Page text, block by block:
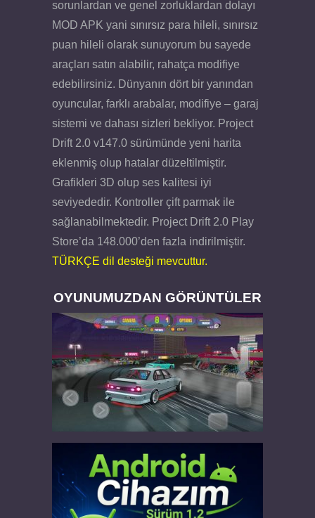
sorunlardan ve genel zorluklardan dolayı
MOD APK yani sınırsız para hileli, sınırsız
puan hileli olarak sunuyorum bu sayede
araçları satın alabilir, rahatça modifiye
edebilirsiniz. Dünyanın dört bir yanından
oyuncular, farklı arabalar, modifiye – garaj
sistemi ve dahası sizleri bekliyor. Project
Drift 2.0 v147.0 sürümünde yeni harita
eklenmiş olup hatalar düzeltilmiştir.
Grafikleri 3D olup ses kalitesi iyi
seviyededir. Kontroller çift parmak ile
sağlanabilmektedir. Project Drift 2.0 Play
Store’da 148.000’den fazla indirilmiştir.
TÜRKÇE dil desteği mevcuttur.
OYUNUMUZDAN GÖRÜNTÜLER